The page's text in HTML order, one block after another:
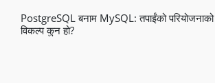
PostgreSQL बनाम MySQL: तपाईंको परियोजनाको
विकल्प कुन हो?